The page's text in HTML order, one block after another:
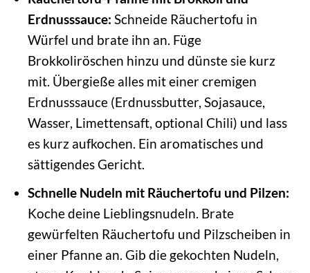
Erdnusssauce: Schneide Räuchertofu in
Würfel und brate ihn an. Füge
Brokkoliröschen hinzu und dünste sie kurz
mit. Übergieße alles mit einer cremigen
Erdnusssauce (Erdnussbutter, Sojasauce,
Wasser, Limettensaft, optional Chili) und lass
es kurz aufkochen. Ein aromatisches und
sättigendes Gericht.
Schnelle Nudeln mit Räuchertofu und Pilzen:
Koche deine Lieblingsnudeln. Brate
gewürfelten Räuchertofu und Pilzscheiben in
einer Pfanne an. Gib die gekochten Nudeln,